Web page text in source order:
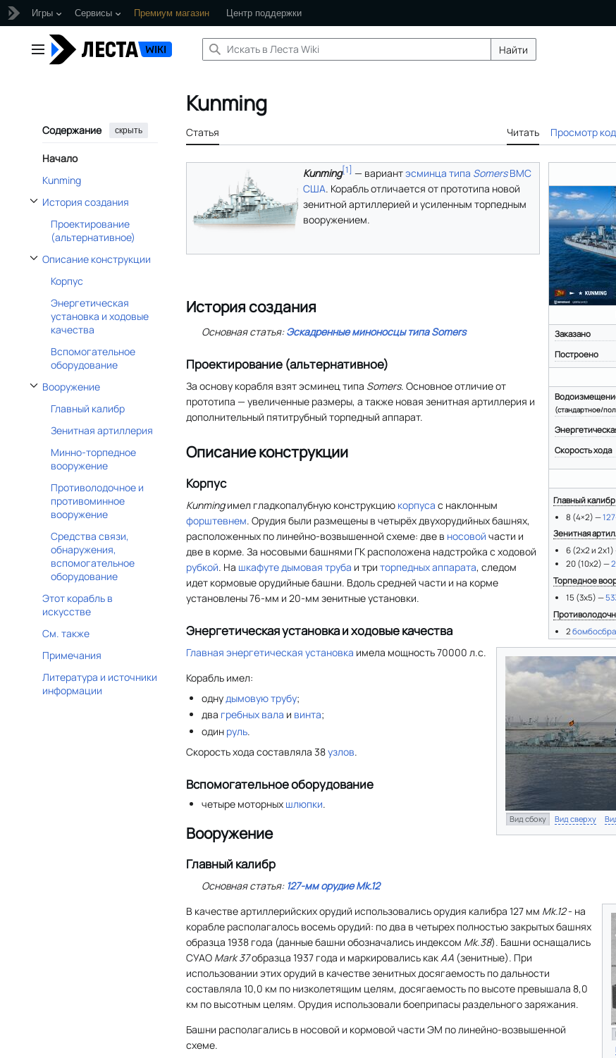
Игры Сервисы Премиум магазин Центр поддержки
содержанию
Главное меню Найти
Содержание скрыть
Начало
Kunming
История создания
Отобразить/Скрыть подраздел История создания
Проектирование
(альтернативное)
Описание конструкции
Отобразить/Скрыть подраздел Описание конструкции
Корпус
Энергетическая
установка и ходовые
качества
Вспомогательное
оборудование
Вооружение
Отобразить/Скрыть подраздел Вооружение
Главный калибр
Зенитная артиллерия
Минно-торпедное
вооружение
Противолодочное и
противоминное
вооружение
Средства связи,
обнаружения,
вспомогательное
оборудование
Этот корабль в
искусстве
См. также
Примечания
Литература и источники
информации
Kunming
Статья Читать Просмотр
Заказано
Построено
(стандартное/
Скорость хода
Главный калибр
8 (4×2) —
Зенитная
6 (2х2 и
20 (10х2) —
Торпедное
15 (3х5) —
2
Kunming[1] — вариантэсминца типа Somers ВМС
США. Корабль отличается от прототипа новой
зенитной артиллерией и усиленным торпедным
вооружением.
История создания
Основная статья:Эскадренные миноносцы типаSomers
Проектирование (альтернативное)
За основу корабля взят эсминец типа Somers. Основное отличие от
прототипа — увеличенные размеры, а также новая зенитная артиллерия и
дополнительный пятитрубный торпедный аппарат.
Описание конструкции
Вид сбоку Вид сверху
Корпус
Kunmingимел гладкопалубную конструкцию корпуса с наклонным
форштевнем. Орудия были размещены в четырёх двухорудийных башнях,
расположенных по линейно-возвышенной схеме: две в носовой части и
две в корме. За носовыми башнями ГК расположена надстройка с ходовой
рубкой. На шкафуте дымовая труба и три торпедных аппарата, следом
идет кормовые орудийные башни. Вдоль средней части и на корме
установлены 76-мм и 20-мм зенитные установки.
Энергетическая установка и ходовые качества
Главная энергетическая установка имела мощность 70000 л.с.
Корабль имел:
однудымовую трубу;
два гребных вала и винта;
один руль.
Скорость хода составляла 38узлов.
Вспомогательное оборудование
четыре моторных шлюпки.
Вооружение
Главный калибр
Основная статья: 127-мм орудиеMk.12
В качестве артиллерийских орудий использовались орудия калибра 127 мм Mk.12- на
корабле располагалось восемь орудий: по два в четырех полностью закрытых башнях
образца 1938 года (данные башни обозначались индексом Mk.38). Башни оснащались
СУАО Mark 37образца 1937 года и маркировались какAA (зенитные). При
использовании этих орудий в качестве зенитных досягаемость по дальности
составляла 10,0 км по низколетящим целям, досягаемость по высоте превышала 8,0
км по высотным целям. Орудия использовали боеприпасы раздельного заряжания.
Башни располагались в носовой и кормовой части ЭМ по линейно-возвышенной
схеме.